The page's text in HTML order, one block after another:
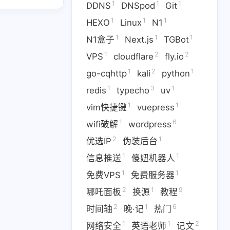
1 Next.js
python
wifi破解1
热门6
阿里云1
DDNS 1 DNSpod 1 Git 1
HEXO 1 Linux 1 N1 1
N1盒子 1 Next.js 1 TGBot 1
VPS 1 cloudflare 2 fly.io 2
go-cqhttp 1 kali 2 python 1
redis 1 typecho 3 uv 1
vim快捷键 1 vuepress 1
wifi破解 1 wordpress 6
优选IP 2 伪装后台 1
信息推送 1 傻妞机器人 1
免费VPS 1 免费服务器 1
哪吒面板 2 换源 1 教程 9
时间轴 2 晚·记 1 热门 6
网络安全 1 英语老师 1 记文 2